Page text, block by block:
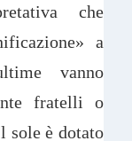
che
a
vanno
fratelli o
sole è dotato